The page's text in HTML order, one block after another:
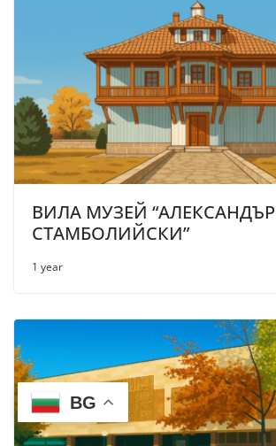
ВИЛА МУЗЕЙ “АЛЕКСАНДЪР
СТАМБОЛИЙСКИ”
1 year
BG